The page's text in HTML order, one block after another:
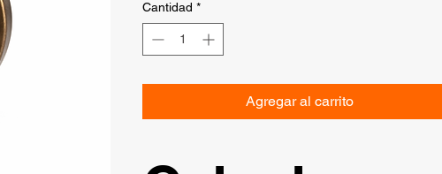
Cantidad *
Agregar al carrito